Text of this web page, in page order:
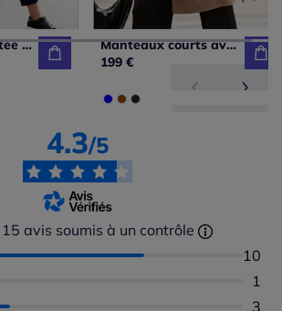
Parka décontractée avec capuche et poches zippées
Manteaux courts avec col à revers et poches raglan
199 €
4.3/5
avis soumis à un contrôle
10
1
3